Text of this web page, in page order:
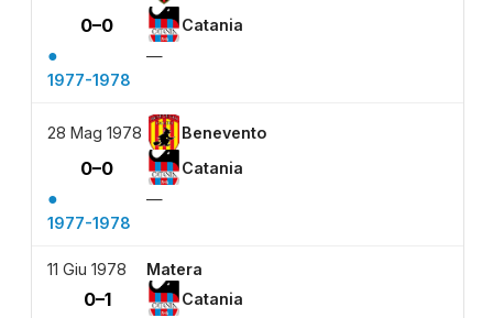
0–0 Catania
●
—
1977-1978
28 Mag 1978 Benevento
0–0 Catania
●
—
1977-1978
11 Giu 1978 Matera
0–1 Catania